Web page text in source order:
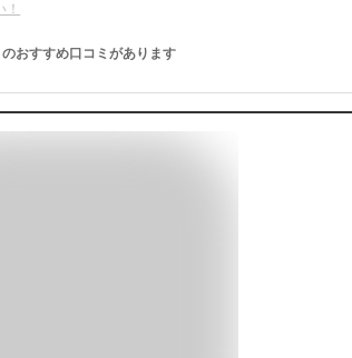
のおすすめ口コミがあります